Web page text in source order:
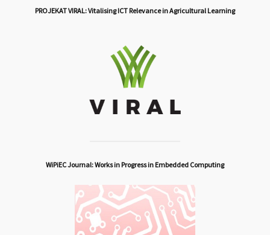
PROJEKAT VIRAL: Vitalising ICT Relevance in Agricultural Learning
WiPiEC Journal: Works in Progress in Embedded Computing